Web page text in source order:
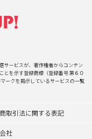
サービスが、著作権者からコンテン
とを示す登録商標（登録番号 第６０
ークを掲示しているサービスの一覧
取引法に関する表記
社